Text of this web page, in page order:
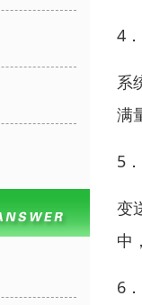
4
系
满
5
变
中
6